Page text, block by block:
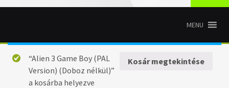
MENU
Kosár megtekintése
“Alien 3 Game Boy (PAL
Version) (Doboz nélkül)”
a kosárba helyezve